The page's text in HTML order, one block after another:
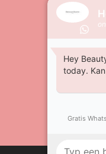
Powered by